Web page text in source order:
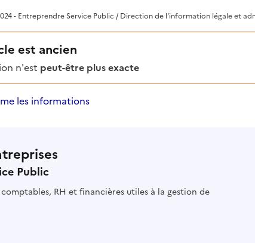
- Entreprendre Service Public / Direction de l'information légale et
est ancien
n'est peut-être plus exacte
les informations
Public
utiles à la gestion de